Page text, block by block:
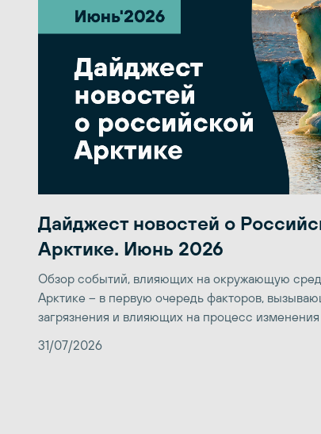
Дайджест новостей о
Арктике. Июнь 2026
Обзор событий, влияющих на окружающую
Арктике – в первую очередь факторов,
загрязнения и влияющих на процесс
31/07/2026